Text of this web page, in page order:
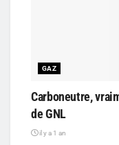
GAZ
Carboneutre,
de GNL
il y a 1 an